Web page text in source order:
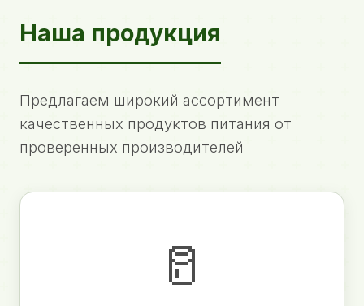
Наша продукция
Предлагаем широкий ассортимент
качественных продуктов питания от
проверенных производителей
🥛